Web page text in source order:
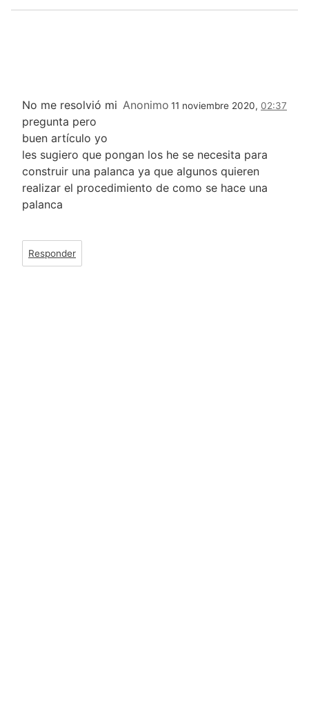
Anonimo 11 noviembre 2020, 02:37
No me resolvió mi
pregunta pero
buen artículo yo
les sugiero que pongan los he se necesita para
construir una palanca ya que algunos quieren
realizar el procedimiento de como se hace una
palanca
Responder